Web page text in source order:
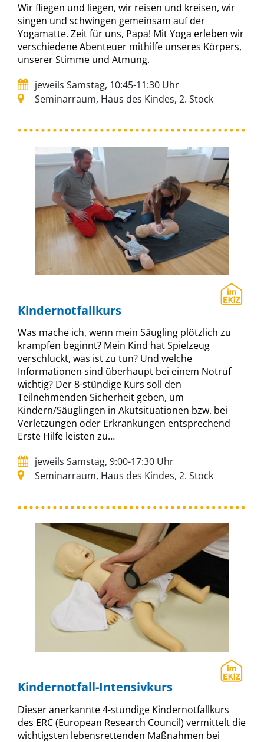
Wir fliegen und liegen, wir reisen und kreisen, wir
singen und schwingen gemeinsam auf der
Yogamatte. Zeit für uns, Papa! Mit Yoga erleben wir
verschiedene Abenteuer mithilfe unseres Körpers,
unserer Stimme und Atmung.
jeweils Samstag, 10:45-11:30 Uhr
Seminarraum, Haus des Kindes, 2. Stock
Kindernotfallkurs
Was mache ich, wenn mein Säugling plötzlich zu
krampfen beginnt? Mein Kind hat Spielzeug
verschluckt, was ist zu tun? Und welche
Informationen sind überhaupt bei einem Notruf
wichtig? Der 8-stündige Kurs soll den
Teilnehmenden Sicherheit geben, um
Kindern/Säuglingen in Akutsituationen bzw. bei
Verletzungen oder Erkrankungen entsprechend
Erste Hilfe leisten zu…
jeweils Samstag, 9:00-17:30 Uhr
Seminarraum, Haus des Kindes, 2. Stock
Kindernotfall-Intensivkurs
Dieser anerkannte 4-stündige Kindernotfallkurs
des ERC (European Research Council) vermittelt die
wichtigsten lebensrettenden Maßnahmen bei